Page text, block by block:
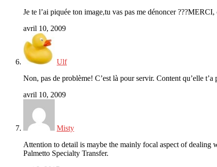
Je te l’ai piquée ton image,tu vas pas me dénoncer
avril 10, 2009
Ulf
Non, pas de problème! C’est là pour servir. Content qu’elle t’a
avril 10, 2009
Misty
Attention to detail is maybe the mainly focal aspect of
Palmetto Specialty Transfer.